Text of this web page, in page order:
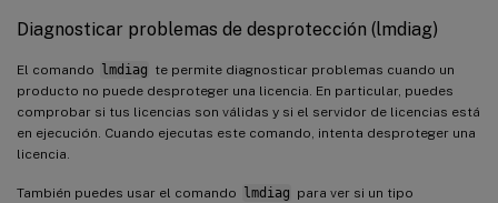
Diagnosticar problemas de desprotección (lmdiag)
El comando lmdiag te permite diagnosticar problemas cuando un
producto no puede desproteger una licencia. En particular, puedes
comprobar si tus licencias son válidas y si el servidor de licencias está
en ejecución. Cuando ejecutas este comando, intenta desproteger una
licencia.
También puedes usar el comando lmdiag para ver si un tipo